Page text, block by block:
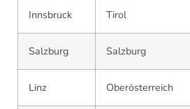
Innsbruck Tirol
Salzburg Salzburg
Linz Oberösterreich